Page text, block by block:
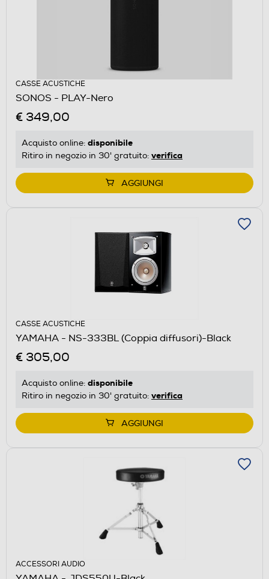
CASSE ACUSTICHE
SONOS - PLAY-Nero
€ 349,00
Acquisto online: disponibile
Ritiro in negozio in 30' gratuito: verifica
AGGIUNGI
CASSE ACUSTICHE
YAMAHA - NS-333BL (Coppia diffusori)-Black
€ 305,00
Acquisto online: disponibile
Ritiro in negozio in 30' gratuito: verifica
AGGIUNGI
ACCESSORI AUDIO